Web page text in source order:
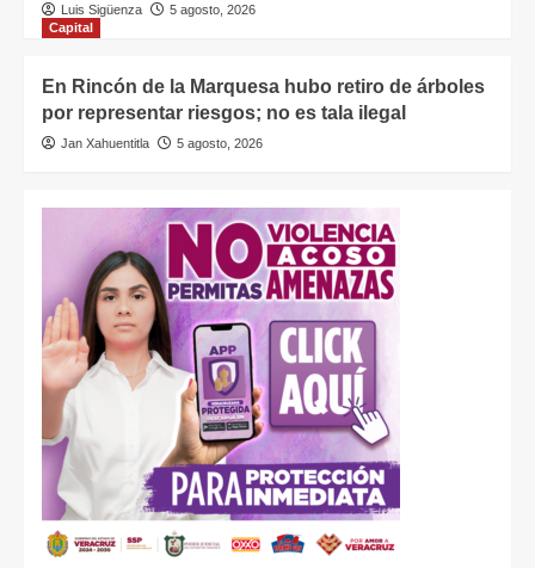
Luis Sigüenza
5 agosto, 2026
Capital
En Rincón de la Marquesa hubo retiro de árboles
por representar riesgos; no es tala ilegal
Jan Xahuentitla 5 agosto, 2026